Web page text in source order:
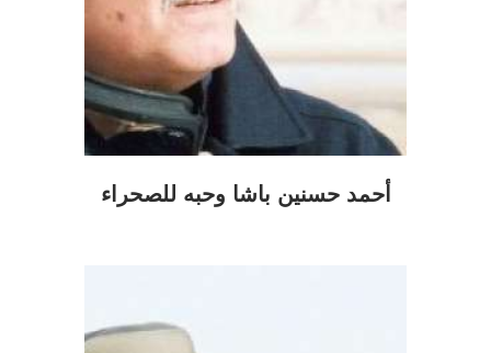
أحمد حسنين باشا وحبه للصحراء